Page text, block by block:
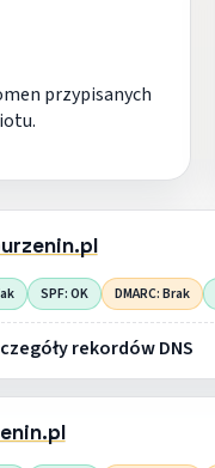
przypisanych
SPF: OK DMARC: Brak
rekordów DNS